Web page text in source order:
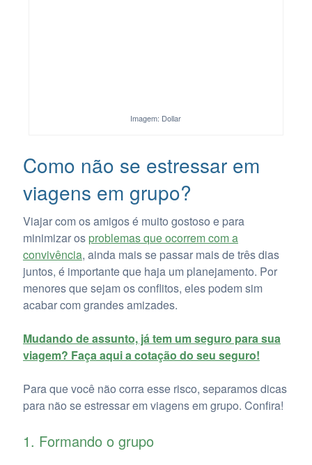
Imagem: Dollar
Como não se estressar em
viagens em grupo?
Viajar com os amigos é muito gostoso e para
minimizar os problemas que ocorrem com a
convivência, ainda mais se passar mais de três dias
juntos, é importante que haja um planejamento. Por
menores que sejam os conflitos, eles podem sim
acabar com grandes amizades.
Mudando de assunto, já tem um seguro para sua
viagem? Faça aqui a cotação do seu seguro!
Para que você não corra esse risco, separamos dicas
para não se estressar em viagens em grupo. Confira!
1. Formando o grupo